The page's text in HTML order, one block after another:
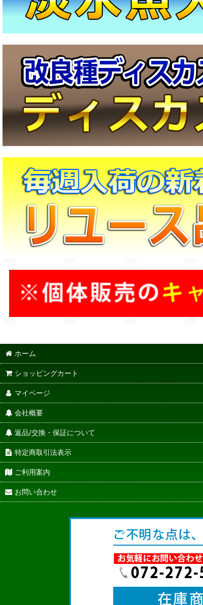
ホーム
ショッピングカート
マイページ
会社概要
返品/交換・保証について
特定商取引法表示
ご利用案内
お問い合わせ